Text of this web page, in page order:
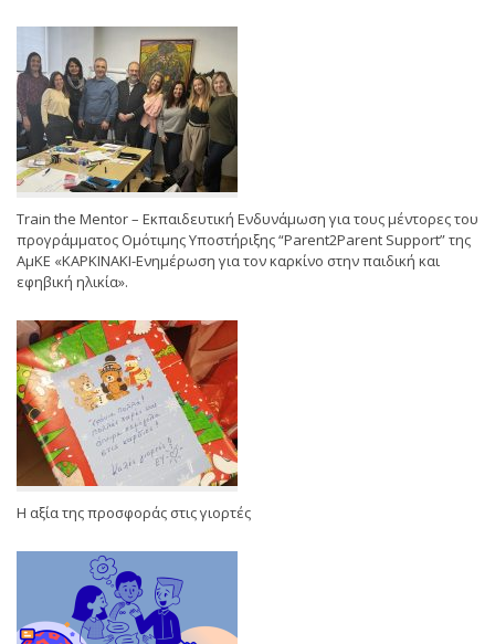
Train the Mentor – Εκπαιδευτική Ενδυνάμωση για τους μέντορες του
προγράμματος Ομότιμης Υποστήριξης “Parent2Parent Support” της
ΑμΚΕ «ΚΑΡΚΙΝΑΚΙ-Ενημέρωση για τον καρκίνο στην παιδική και
εφηβική ηλικία».
Η αξία της προσφοράς στις γιορτές